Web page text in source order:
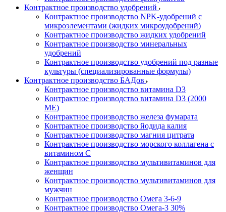
Контрактное производство удобрений
Контрактное производство NPK-удобрений с
микроэлементами (жидких микроудобрений)
Контрактное производство жидких удобрений
Контрактное производство минеральных
удобрений
Контрактное производство удобрений под разные
культуры (специализированные формулы)
Контрактное производство БАДов
Контрактное производство витамина D3
Контрактное производство витамина D3 (2000
МЕ)
Контрактное производство железа фумарата
Контрактное производство йодида калия
Контрактное производство магния цитрата
Контрактное производство морского коллагена с
витамином С
Контрактное производство мультивитаминов для
женщин
Контрактное производство мультивитаминов для
мужчин
Контрактное производство Омега 3-6-9
Контрактное производство Омега-3 30%